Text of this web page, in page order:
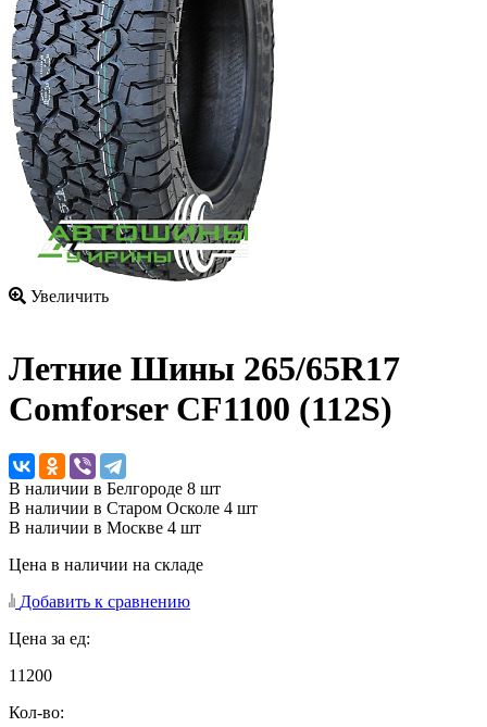
Увеличить
Летние Шины 265/65R17
Comforser CF1100 (112S)
В наличии в Белгороде 8 шт
В наличии в Старом Осколе 4 шт
В наличии в Москве 4 шт
Цена в наличии на складе
Добавить к сравнению
Цена за ед:
11200
Кол-во: